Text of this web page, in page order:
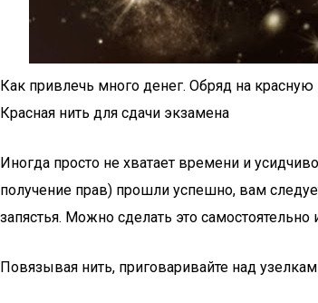
Как привлечь много денег. Обряд на красную
Красная нить для сдачи экзамена
Иногда просто не хватает времени и
получение прав) прошли успешно, вам
запястья. Можно сделать это
Повязывая нить, приговаривайте над